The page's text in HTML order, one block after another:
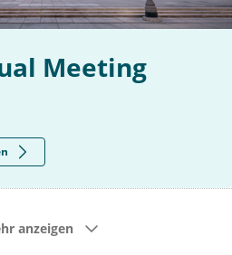
Meeting
anzeigen